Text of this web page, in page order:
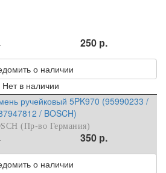
250 р.
о наличии
Нет в наличии
ручейковый 5PK970 (95990233 /
/ BOSCH)
(Пр-во Германия)
350 р.
о наличии